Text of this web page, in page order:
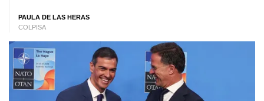
PAULA DE LAS HERAS
COLPISA